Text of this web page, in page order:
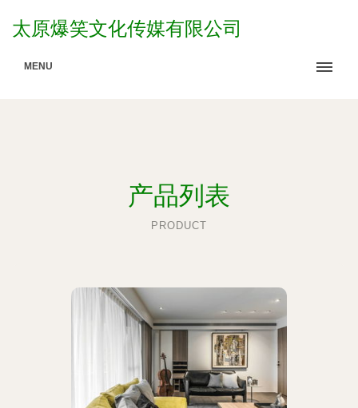
太原爆笑文化传媒有限公司
MENU
产品列表
PRODUCT